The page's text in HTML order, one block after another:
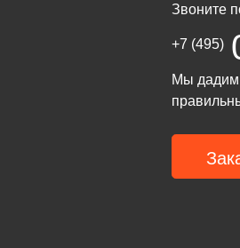
Звоните
+7 (495)
Мы